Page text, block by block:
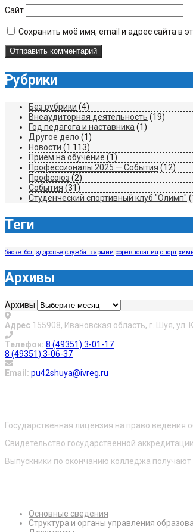
Сайт
Сохранить моё имя, email и адрес сайта в
Рубрики
Без рубрики (4)
Внеаудиторная деятельность (19)
Год педагога и наставника (1)
Другое дело (1)
Новости (1 113)
Прием на обучение (1)
Профессионалы 2025 — События (12)
Профсоюз (2)
События (31)
Студенческий спортивный клуб "Олимп"
Теги
баскетбол здоровье служба в армии соревнования спорт
Архивы
Архивы
Адрес 155908, Ивановская область, г. Шуя, ул.
Телефон: 8 (49351) 3-01-17
8 (49351) 3-06-37
Email: pu42shuya@ivreg.ru
Государственная лицензия на право ведения
Свидетельство государственной
Выпускники по окончанию колледжа
Основные сведения
Структура и органы управления